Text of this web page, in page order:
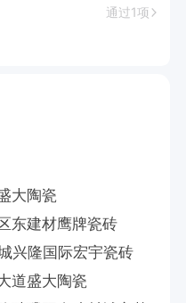
通过1项
大陶瓷
区东建材鹰牌瓷砖
城兴隆国际宏宇瓷砖
大道盛大陶瓷